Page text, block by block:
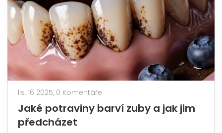
lis, 16 2025, 0 Komentáře
Jaké potraviny barví zuby a jak jim
předcházet